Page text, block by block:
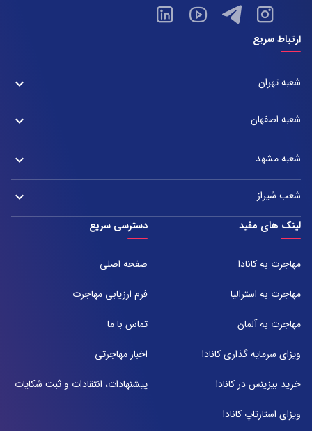
ارتباط سریع
شعبه تهران keyboard_arrow_down
آدرس:
شعبه تهران : خیابان ولیعصر، بین چهار راه پسیان و زعفرانیه – پلاک 2880
تلفن:
021-37972000
شعبه اصفهان keyboard_arrow_down
دفتر اصفهان: میدان آزادی، خیابان سعادت آباد، هولدینگ پارس پندار نهاد
تلفن:
021-43000054
شعبه مشهد keyboard_arrow_down
مشهد، بلوار هفت تیر نبش هفت تیر ۸ برج اداری آرمیتاژ طبقه ۱۶ واحد ۱۶۰۵
تلفن:
051-31737000
شعب شیراز keyboard_arrow_down
شعبه 1
آدرس:
تلفن:
شعبه 2
تلفن:
لینک های مفید
مهاجرت به کانادا
مهاجرت به استرالیا
مهاجرت به آلمان
ویزای سرمایه گذاری کانادا
خرید بیزینس در کانادا
ویزای استارتاپ کانادا
دسترسی سریع
صفحه اصلی
فرم ارزیابی مهاجرت
تماس با ما
اخبار مهاجرتی
پیشنهادات، انتقادات و ثبت شکایات